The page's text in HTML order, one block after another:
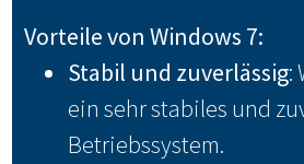
Vorteile von Windows 7:
Stabil und zuverlässig:
ein sehr stabiles und
Betriebssystem.